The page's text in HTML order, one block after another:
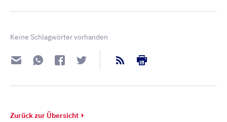
Keine Schlagwörter vorhanden
Zurück zur Übersicht